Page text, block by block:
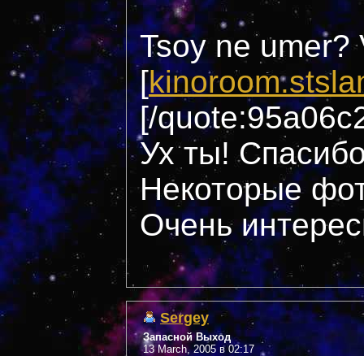
Tsoy ne umer?
[
[/
Ух ты!
Некоторые
Очень
Sergey
Запасной Выход
13 March, 2005 в 02:17